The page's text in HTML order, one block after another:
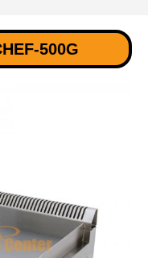
500G